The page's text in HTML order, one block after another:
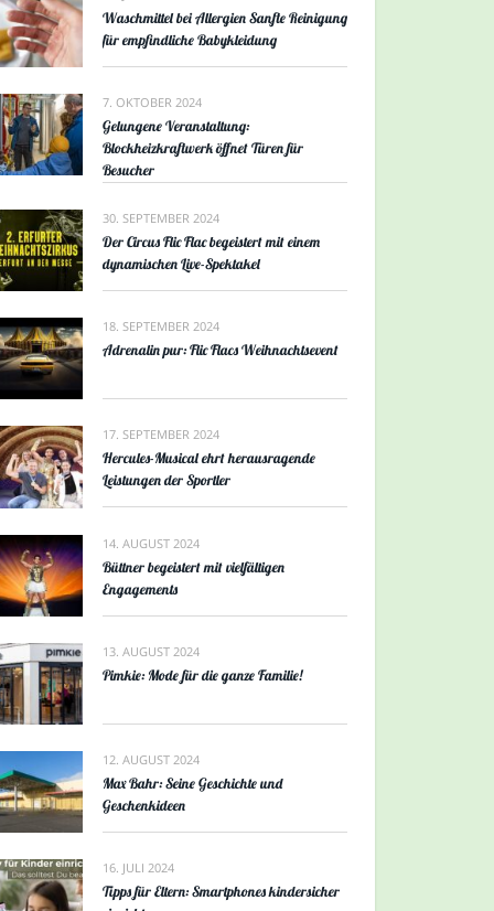
Waschmittel bei Allergien Sanfte Reinigung
für empfindliche Babykleidung
7. OKTOBER 2024
Gelungene Veranstaltung:
Blockheizkraftwerk öffnet Türen für
Besucher
30. SEPTEMBER 2024
Der Circus Flic Flac begeistert mit einem
dynamischen Live-Spektakel
18. SEPTEMBER 2024
Adrenalin pur: Flic Flacs Weihnachtsevent
17. SEPTEMBER 2024
Hercules-Musical ehrt herausragende
Leistungen der Sportler
14. AUGUST 2024
Büttner begeistert mit vielfältigen
Engagements
13. AUGUST 2024
Pimkie: Mode für die ganze Familie!
12. AUGUST 2024
Max Bahr: Seine Geschichte und
Geschenkideen
16. JULI 2024
Tipps für Eltern: Smartphones kindersicher